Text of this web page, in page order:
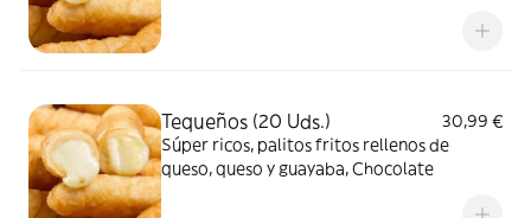
Tequeños (20 Uds.)
30,99 €
Súper ricos, palitos fritos rellenos de
queso, queso y guayaba, Chocolate